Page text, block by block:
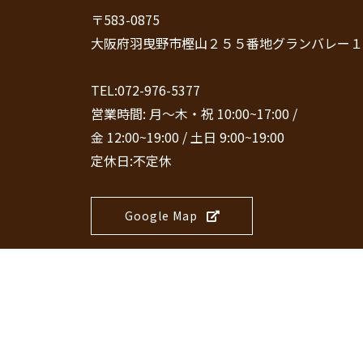
〒583-0875
大阪府羽曳野市樫山２５５番地グランバレー
TEL:072-976-5377
営業時間: 月～木・祝 10:00~17:00 /
金 12:00~19:00 / 土日 9:00~19:00
定休日:不定休
Google Map